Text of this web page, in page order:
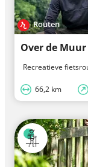
Routen
Over de
Recreatieve
66,2 km